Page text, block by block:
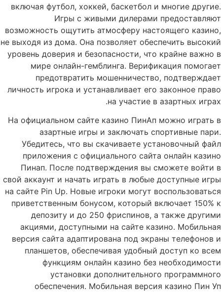
включая футбол, хоккей, баскетбол и многие другие.
Игры с живыми дилерами предоставляют
возможность ощутить атмосферу настоящего казино,
не выходя из дома. Она позволяет обеспечить высокий
уровень доверия и безопасности, что крайне важно в
мире онлайн-гемблинга. Верификация помогает
предотвратить мошенничество, подтверждает
личность игрока и устанавливает его законное право
на участие в азартных играх.
На официальном сайте казино ПинАп можно играть в
азартные игры и заключать спортивные пари.
Убедитесь, что вы скачиваете установочный файл
приложения с официального сайта онлайн казино
Пинап. После подтверждения вы сможете войти в
свой аккаунт и начать играть в любые доступные игры
на сайте Pin Up. Новые игроки могут воспользоваться
приветственным бонусом, который включает 150% к
депозиту и до 250 фриспинов, а также другими
акциями, доступными на сайте казино. Мобильная
версия сайта адаптирована под экраны телефонов и
планшетов, обеспечивая удобный доступ ко всем
функциям онлайн казино без необходимости
установки дополнительного программного
обеспечения. Мобильная версия казино Пин Уп